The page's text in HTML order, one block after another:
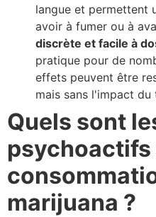
langue et permettent
avoir à fumer ou à
discrète et facile à
pratique pour de
effets peuvent être
mais sans l'impact du
Quels sont
psychoactifs
marijuana ?